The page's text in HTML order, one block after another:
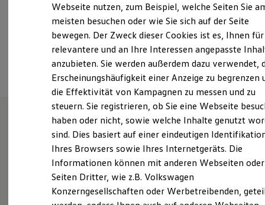
Laden
Laden unterwegs
Laden Zuhause
Ladestationen finden
Ladezeitensimulator
Batterie
Sicherheit
Garantie und Lebensdauer
Nachhaltigkeit
Technologie
Kosten und Kauf
Verbrauchskosten
Kaufoptionen
E-Auto-Förderung
Software und Konnektivität
ID. Software Versionen und Updates
Digitale Extras
Schnittstellen zu Ihrem ID.
Ansprechpartner
Unsere Leistungenim
Überblick
Gebrauchtwagen
Webseite nutzen, zum Beispiel, welche Seiten Sie
meisten besuchen oder wie Sie sich auf der Seite
bewegen. Der Zweck dieser Cookies ist es, Ihnen für
relevantere und an Ihre Interessen angepasste
anzubieten. Sie werden außerdem dazu verwendet,
Erscheinungshäufigkeit einer Anzeige zu begrenzen
die Effektivität von Kampagnen zu messen und zu
steuern. Sie registrieren, ob Sie eine Webseite
haben oder nicht, sowie welche Inhalte genutzt
sind. Dies basiert auf einer eindeutigen
Ihres Browsers sowie Ihres Internetgeräts. Die
Informationen können mit anderen Webseiten oder
Seiten Dritter, wie z.B. Volkswagen
Konzerngesellschaften oder Werbetreibenden,